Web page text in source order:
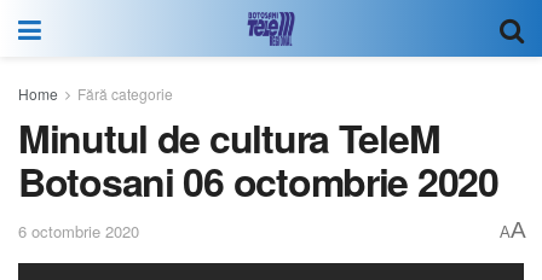
Home Fără categorie
Minutul de cultura TeleM
Botosani 06 octombrie 2020
6 octombrie 2020 AA